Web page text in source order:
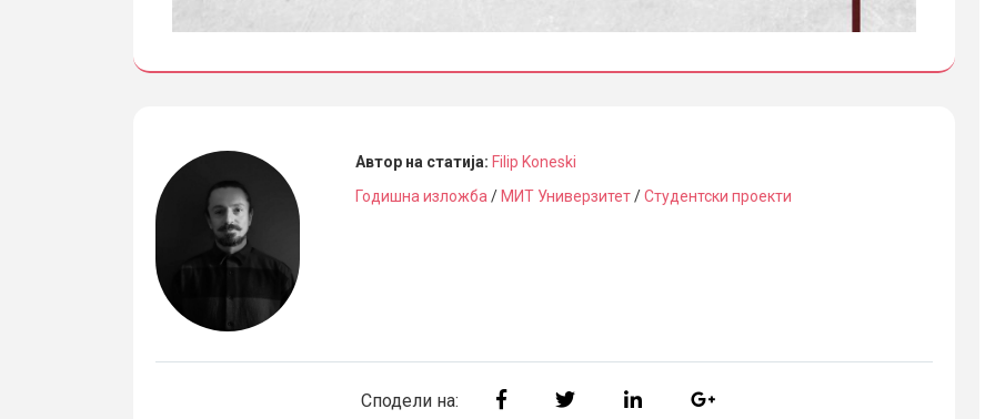
Автор на статија: Filip Koneski
Годишна изложба / МИТ Универзитет/Студентски проекти
Сподели на: